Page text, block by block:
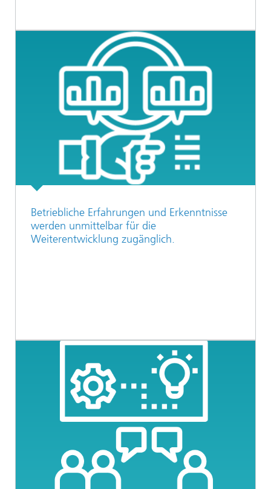
Betriebliche Erfahrungen und Erkenntnisse
werden unmittelbar für die
Weiterentwicklung zugänglich.